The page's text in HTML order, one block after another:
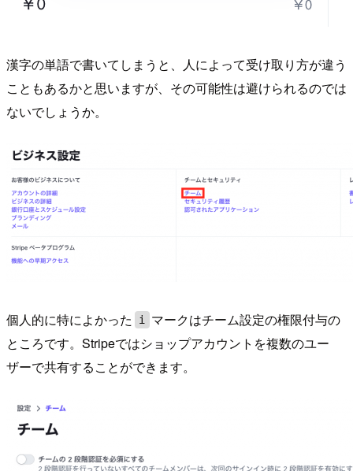
漢字の単語で書いてしまうと、人によって受け取り方が違う
こともあるかと思いますが、その可能性は避けられるのでは
ないでしょうか。
個人的に特によかった i
マークはチーム設定の権限付与の
ところです。Stripeではショップアカウントを複数のユー
ザーで共有することができます。